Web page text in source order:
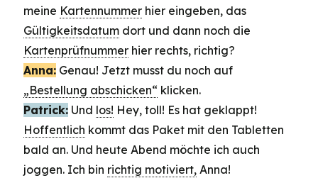
meine Kartennummer hier eingeben, das
Gültigkeitsdatum dort und dann noch die
Kartenprüfnummer hier rechts, richtig?
Anna: Genau! Jetzt musst du noch auf
„Bestellung abschicken“ klicken.
Patrick: Und los! Hey, toll! Es hat geklappt!
Hoffentlich kommt das Paket mit den Tabletten
bald an. Und heute Abend möchte ich auch
joggen. Ich bin richtig motiviert, Anna!